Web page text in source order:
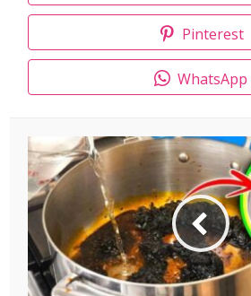
Pinterest
WhatsApp